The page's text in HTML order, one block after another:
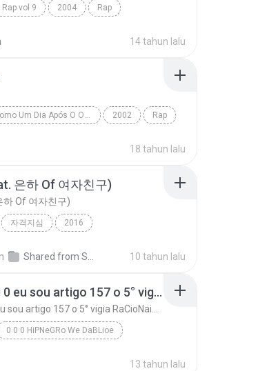
Rap vol 9 2004 Rap
14 tahun lalu
Nada Como Um Dia Após O Outro 2002 Rap
18 tahun lalu
은하 Of 여자친구)
하 Of 여자친구)
자격지심 2016
10 tahun lalu
0 0 0 0 0 0 0 0 0 eu sou artigo 157 o 5° vigia RaCioNaiS MCS
0 0 0 HiPNeGRo We DaBLioe
13 tahun lalu